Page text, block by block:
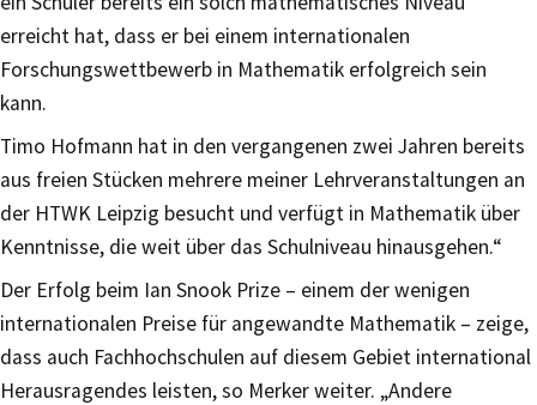
erreicht hat, dass er bei einem internationalen
Forschungswettbewerb in Mathematik erfolgreich sein
kann.
Timo Hofmann hat in den vergangenen zwei Jahren bereits
aus freien Stücken mehrere meiner Lehrveranstaltungen an
der HTWK Leipzig besucht und verfügt in Mathematik über
Kenntnisse, die weit über das Schulniveau hinausgehen.“
Der Erfolg beim Ian Snook Prize – einem der wenigen
internationalen Preise für angewandte Mathematik – zeige,
dass auch Fachhochschulen auf diesem Gebiet international
Herausragendes leisten, so Merker weiter. „Andere